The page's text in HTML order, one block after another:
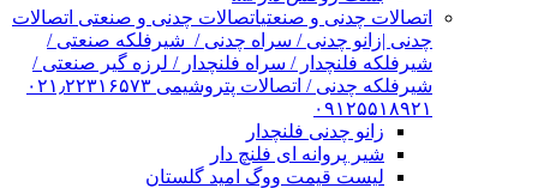
اتصالات چدنی و صنعتیاتصالات چدنی و صنعتی اتصالات
چدنی |زانو چدنی / سراه چدنی / شیرفلکه صنعتی /
شیرفلکه فلنچدار / سراه فلنچدار / لرزه گیر صنعتی /
شیرفلکه چدنی / اتصالات پتروشیمی ۰۲۱٫۲۲۳۱۶۵۷۳
۰۹۱۲۵۵۱۸۹۲۱
زانو چدنی فلنچدار
شیر پروانه ای فلنچ دار
لیست قیمت ووگ امید گلستان